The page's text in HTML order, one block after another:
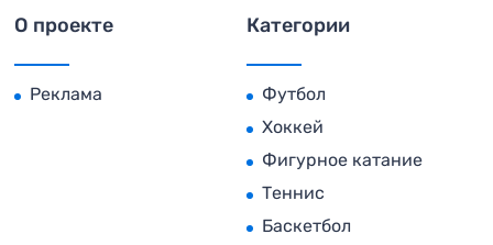
О проекте
Реклама
Категории
Футбол
Хоккей
Фигурное катание
Теннис
Баскетбол